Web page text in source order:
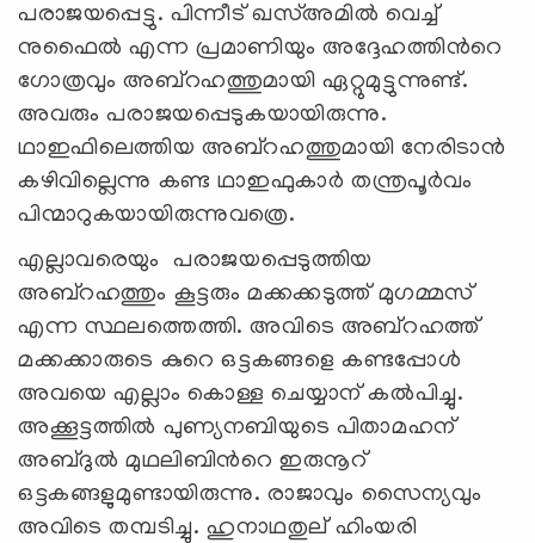
പരാജയപ്പെട്ടു. പിന്നീട് ഖസ്അമില്‍ വെച്ച്
നുഫൈല്‍ എന്ന പ്രമാണിയും അദ്ദേഹത്തിന്‍റെ
ഗോത്രവും അബ്റഹത്തുമായി ഏറ്റുമുട്ടുന്നുണ്ട്.
അവരും പരാജയപ്പെടുകയായിരുന്നു.
ഥാഇഫിലെത്തിയ അബ്റഹത്തുമായി നേരിടാന്‍
കഴിവില്ലെന്നു കണ്ട ഥാഇഫുകാര്‍ തന്ത്രപൂര്‍വം
പിന്മാറുകയായിരുന്നുവത്രെ.
എല്ലാവരെയും പരാജയപ്പെടുത്തിയ
അബ്റഹത്തും കൂട്ടരും മക്കക്കടുത്ത് മുഗമ്മസ്
എന്ന സ്ഥലത്തെത്തി. അവിടെ അബ്റഹത്ത്
മക്കക്കാരുടെ കുറെ ഒട്ടകങ്ങളെ കണ്ടപ്പോള്‍
അവയെ എല്ലാം കൊള്ള ചെയ്യാന് കല്‍പിച്ചു.
അക്കൂട്ടത്തില്‍ പുണ്യനബിയുടെ പിതാമഹന്
‍അബ്ദുല്‍ മുഥലിബിന്‍റെ ഇരുനൂറ്
ഒട്ടകങ്ങളുമുണ്ടായിരുന്നു. രാജാവും സൈന്യവും
അവിടെ തമ്പടിച്ചു. ഹുനാഥതുല് ‍ഹിംയരി